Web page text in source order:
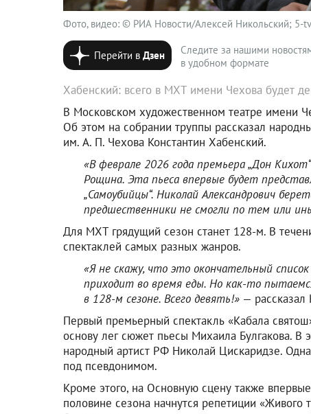
Фото, видео: © РИА Новости/Алексей Никольский; 5-
Перейти вДзен
Следите за нашими
в удобном формате
Хабенский: всего в МХТ имени Чехова будет
В Московском художественном театре имени
Об этом на собрании труппы рассказал
им. А. П. Чехова Константин Хабенский.
«В феврале 2026 года премьера „Дон
Рощина. Эта пьеса впервые будет
„Самоубийцы“. Николай Александрович
предшественники не смогли по тем или
Для МХТ грядущий сезон станет 128-м. В
спектаклей самых разных жанров.
«Я не скажу, что это окончательный
приходит во время еды. Но как-то
в 128-м сезоне. Всего девять!» — рассказал
Первый премьерный спектакль «Кабала
основу лег сюжет пьесы Михаила Булгакова. В
народный артист РФ Николай Цискаридзе.
под псевдонимом.
Кроме этого, на Основную сцену также
половине сезона начнутся репетиции